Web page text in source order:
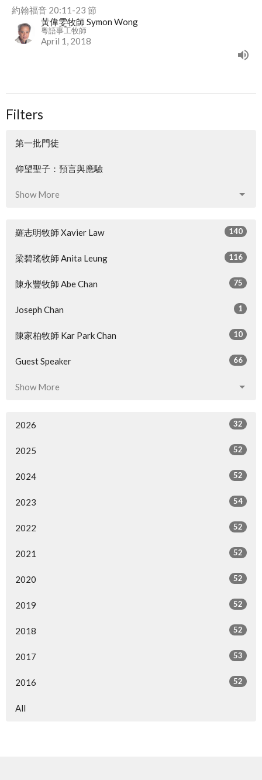
約翰福音 20:11-23 節
黃偉雯牧師 Symon Wong
粵語事工牧師
April 1, 2018
Filters
第一批門徒
仰望聖子：預言與應驗
Show More
羅志明牧師 Xavier Law 140
梁碧瑤牧師 Anita Leung 116
陳永豐牧師 Abe Chan 75
Joseph Chan 1
陳家柏牧師 Kar Park Chan 10
Guest Speaker 66
Show More
2026 32
2025 52
2024 52
2023 54
2022 52
2021 52
2020 52
2019 52
2018 52
2017 53
2016 52
All